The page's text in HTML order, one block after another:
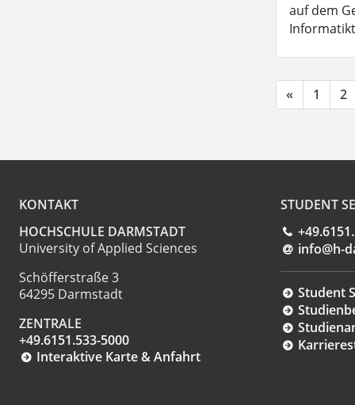
auf dem
« 1 2
KONTAKT
HOCHSCHULE DARMSTADT
University of Applied Sciences
Schöfferstraße 3
64295 Darmstadt
ZENTRALE
+49.6151.533-5000
Interaktive Karte & Anfahrt
STUDENT
info@h-
Student